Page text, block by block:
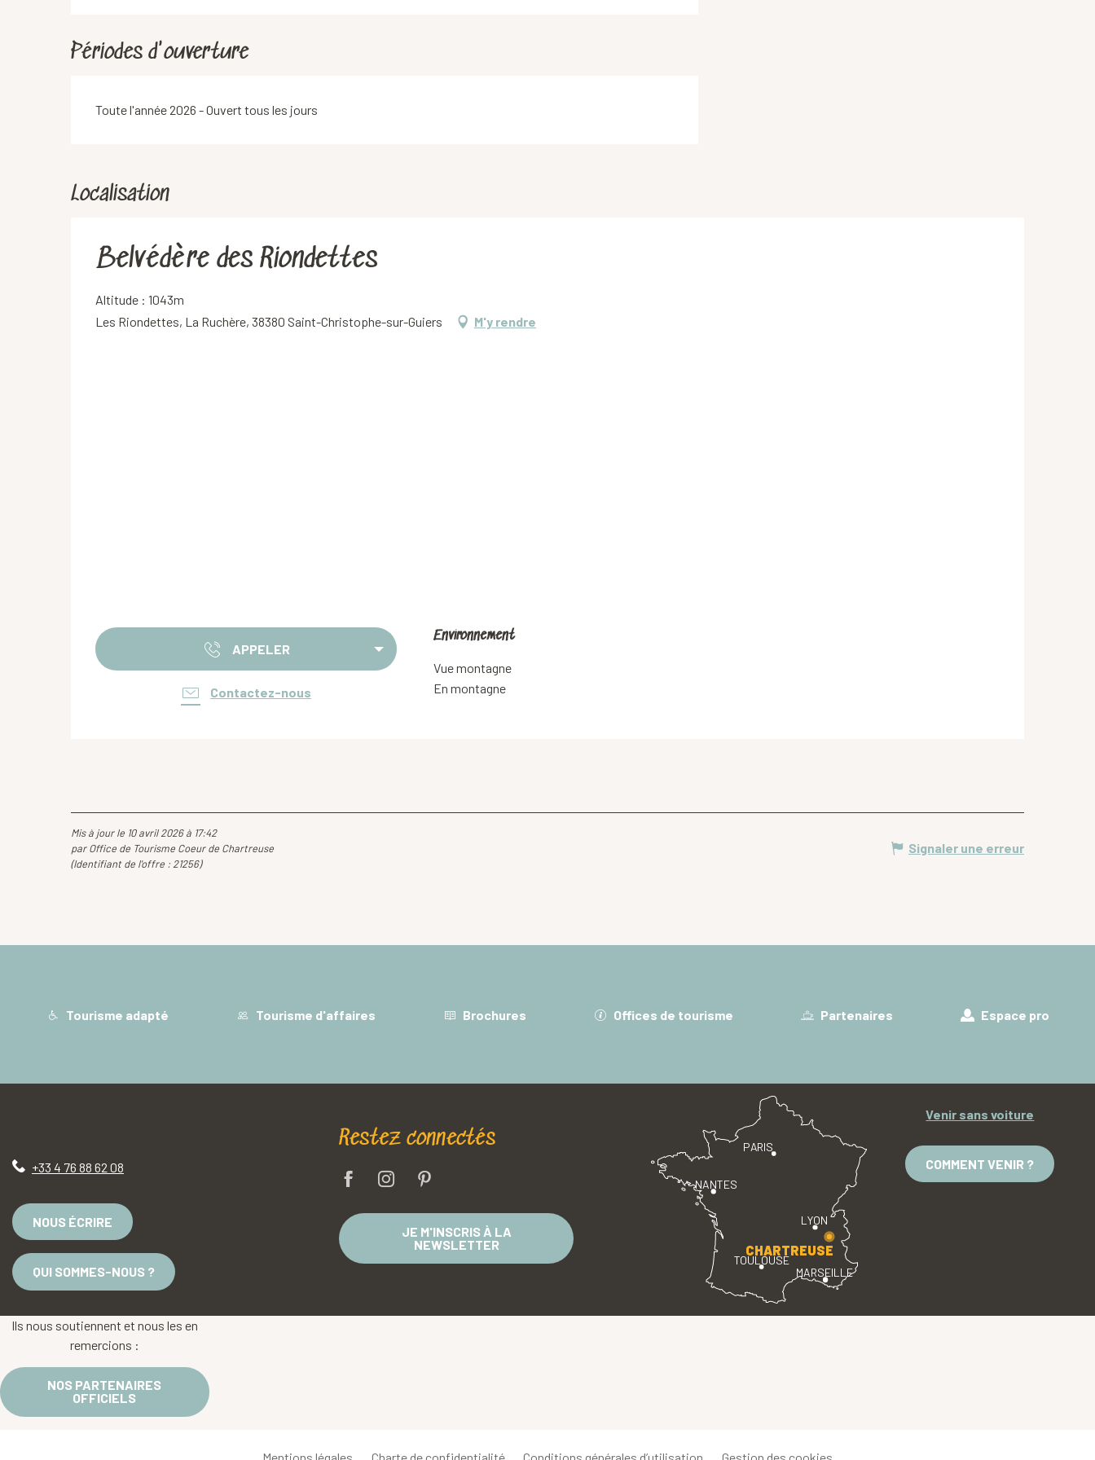
Périodes d'ouverture
Toute l'année 2026 - Ouvert tous les jours
Localisation
Belvédère des Riondettes
Altitude : 1043m
Les Riondettes, La Ruchère, 38380 Saint-Christophe-sur-Guiers
M'y rendre
APPELER
Contactez-nous
Environnement
Environnement
Vue montagne
En montagne
Mis à jour le 10 avril 2026 à 17:42
par Office de Tourisme Coeur de Chartreuse
(Identifiant de l'offre : 21256)
Signaler une erreur
Tourisme adapté Tourisme d'affaires Brochures Offices de tourisme Partenaires Espace pro
+33 4 76 88 62 08
NOUS ÉCRIRE
QUI SOMMES-NOUS ?
Restez connectés
JE M'INSCRIS À LA
NEWSLETTER
PARIS
LYON
TOULOUSE
MARSEILLE
NANTES
CHARTREUSE
Venir sans voiture
COMMENT VENIR ?
Ils nous soutiennent et nous les en
remercions :
NOS PARTENAIRES
OFFICIELS